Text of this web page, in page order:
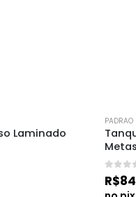
Laminado
PADRAO
de 5
R$